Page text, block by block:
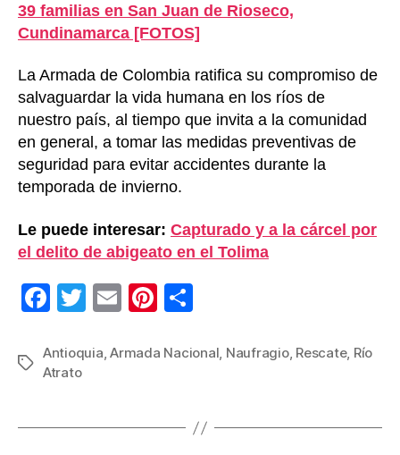
39 familias en San Juan de Rioseco,
Cundinamarca [FOTOS]
La Armada de Colombia ratifica su compromiso de
salvaguardar la vida humana en los ríos de
nuestro país, al tiempo que invita a la comunidad
en general, a tomar las medidas preventivas de
seguridad para evitar accidentes durante la
temporada de invierno.
Le puede interesar: Capturado y a la cárcel por
el delito de abigeato en el Tolima
F
c
e
T
tt
E
ail
Pi
er m
tir
Etiquetas
Antioquia,Armada Nacional, Naufragio, Rescate, Río
Atrato